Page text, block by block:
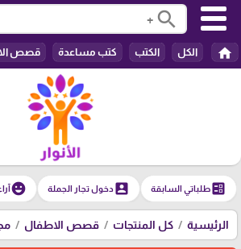
search
home الكل الكتب كتب مساعدة قصص
ballotطلباتي السابقة account_boxدخول تجار الجملة emoji_emotions
الرئيسية كل المنتجات قصص الاطفال